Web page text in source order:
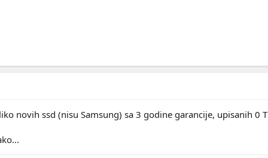
novih ssd (nisu Samsung) sa 3 godine garancije, upisanih 0